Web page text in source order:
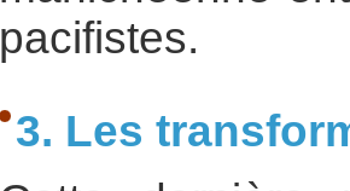
pacifistes.
3. Les